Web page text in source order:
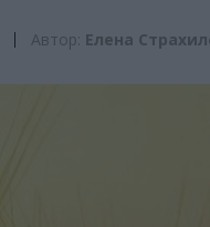
Автор: Елена